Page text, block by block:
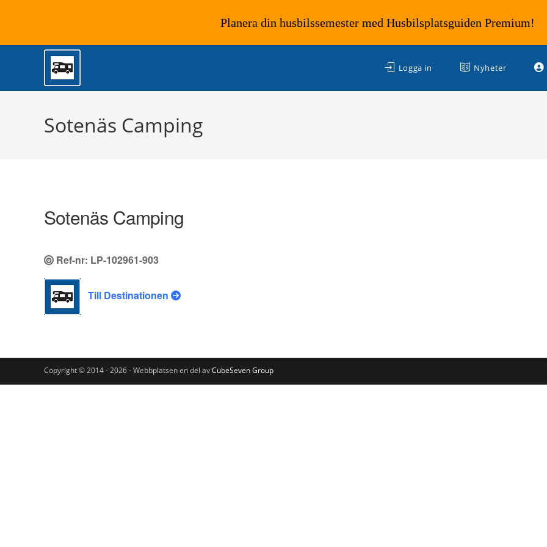
Logga in Nyheter
Sotenäs Camping
Sotenäs Camping
Ref-nr: LP-102961-903
Till Destinationen
Copyright © 2014 - 2026 - Webbplatsen en del avCubeSeven Group
Planera din husbilssemester med Husbilsplatsguiden Premium!